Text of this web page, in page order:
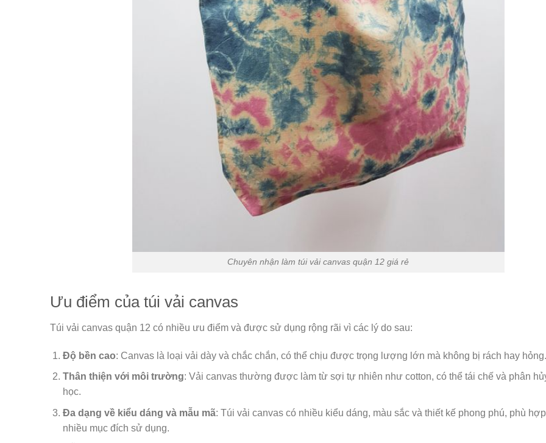
Chuyên nhận làm túi vải canvas quận 12 giá rẻ
Ưu điểm của túi vải canvas
Túi vải canvas quận 12 có nhiều ưu điểm và được sử dụng rộng rãi vì các lý do sau:
Độ bền cao: Canvas là loại vải dày và chắc chắn, có thể chịu được trọng lượng lớn mà không bị rách hay hỏng.
Thân thiện với môi trường: Vải canvas thường được làm từ sợi tự nhiên như cotton, có thể tái chế và phân
học.
Đa dạng về kiểu dáng và mẫu mã: Túi vải canvas có nhiều kiểu dáng, màu sắc và thiết kế phong phú, phù
nhiều mục đích sử dụng.